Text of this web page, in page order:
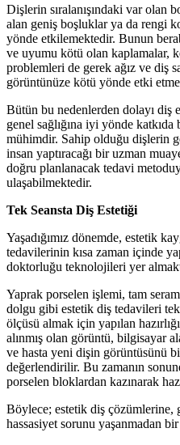
Dişlerin sıralanışındaki var olan
alan geniş boşluklar ya da rengi
yönde etkilemektedir. Bunun
ve uyumu kötü olan kaplamalar,
problemleri de gerek ağız ve diş
görüntünüze kötü yönde etki
Bütün bu nedenlerden dolayı diş
genel sağlığına iyi yönde
mühimdir. Sahip olduğu dişlerin
insan yaptıracağı bir uzman
doğru planlanacak tedavi
ulaşabilmektedir.
Tek Seansta Diş Estetiği
Yaşadığımız dönemde, estetik
tedavilerinin kısa zaman içinde
doktorluğu teknolojileri yer
Yaprak porselen işlemi, tam
dolgu gibi estetik diş tedavileri
ölçüsü almak için yapılan
alınmış olan görüntü, bilgisayar
ve hasta yeni dişin görüntüsünü
değerlendirilir. Bu zamanın
porselen bloklardan kazınarak
Böylece; estetik diş çözümlerine,
hassasiyet sorunu yaşanmadan